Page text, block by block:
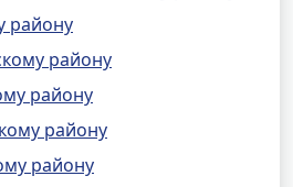
району
району
району
району
району